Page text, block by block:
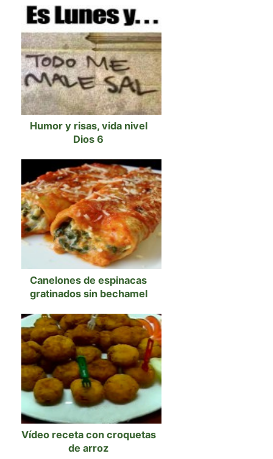
Humor y risas, vida nivel
Dios 6
Canelones de espinacas
gratinados sin bechamel
Vídeo receta con croquetas
de arroz